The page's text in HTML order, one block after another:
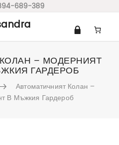
689-389
– МОДЕРНИЯТ
ГАРДЕРОБ
Автоматичният Колан –
В Мъжкия Гардероб